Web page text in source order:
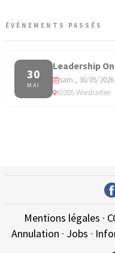
ÉVÉNEMENTS PASSÉS
30
MAI
Leadership
sam., 30/05/
65205 Wiesbaden
Mentions légales ·
Annulation · Jobs ·